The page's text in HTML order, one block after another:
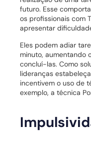
futuro. Esse
os profissionais com
apresentar
Eles podem adiar
minuto, aumentando
concluí-las. Como
lideranças
incentivem o uso de
exemplo, a técnica